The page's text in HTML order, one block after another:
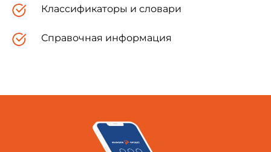
Классификаторы и словари
Справочная информация